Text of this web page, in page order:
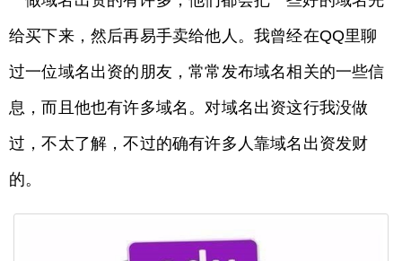
给买下来，然后再易手卖给他人。我曾经在QQ里聊
过一位域名出资的朋友，常常发布域名相关的一些信
息，而且他也有许多域名。对域名出资这行我没做
过，不太了解，不过的确有许多人靠域名出资发财
的。